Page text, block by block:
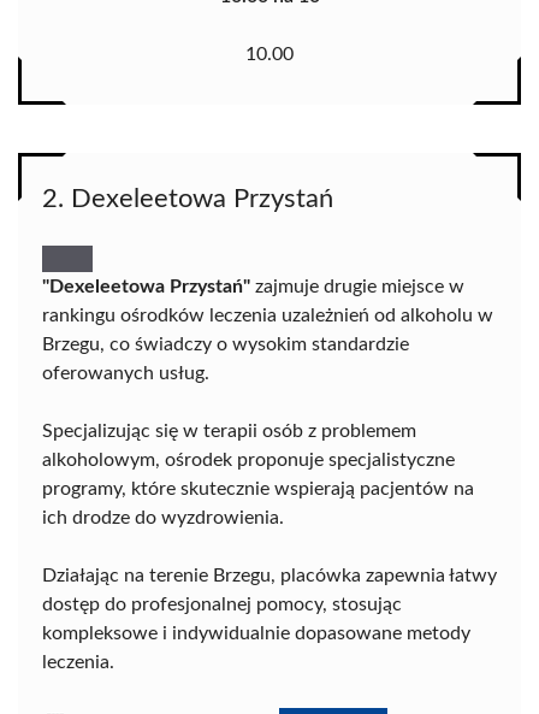
10.00
2. Dexeleetowa Przystań
"Dexeleetowa Przystań" zajmuje drugie miejsce w
rankingu ośrodków leczenia uzależnień od alkoholu w
Brzegu, co świadczy o wysokim standardzie
oferowanych usług.
Specjalizując się w terapii osób z problemem
alkoholowym, ośrodek proponuje specjalistyczne
programy, które skutecznie wspierają pacjentów na
ich drodze do wyzdrowienia.
Działając na terenie Brzegu, placówka zapewnia łatwy
dostęp do profesjonalnej pomocy, stosując
kompleksowe i indywidualnie dopasowane metody
leczenia.